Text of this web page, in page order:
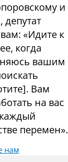
и
депутат
«Идите к
когда
вашим
Вам
на вас
перемен».
нам